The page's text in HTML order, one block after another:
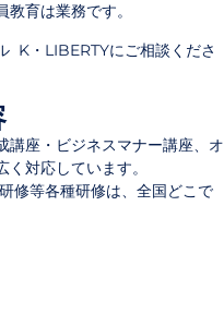
育は業務です。
K・LIBERTYにご相談くださ
座・ビジネスマナー講座、 オ
く対応しています。
修等各種研修は、全国どこで